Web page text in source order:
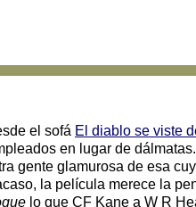
el sofá El diablo se viste
en lugar de
gente glamurosa de esa
la película merece la
lo que CF Kane a W R